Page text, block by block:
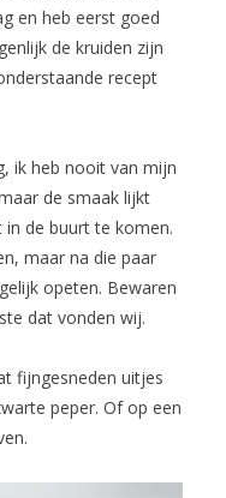
en heb eerst goed
de kruiden zijn
recept
ik heb nooit van mijn
de smaak lijkt
in de buurt te komen.
maar na die paar
opeten. Bewaren
dat vonden wij.
fijngesneden uitjes
peper. Of op een